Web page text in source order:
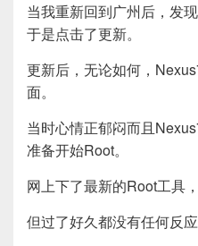
当我重新回到广州后，发
于是点击了更新。
更新后，无论如何，
面。
当时心情正郁闷而且
准备开始Root。
网上下了最新的Root工具
但过了好久都没有任何反应